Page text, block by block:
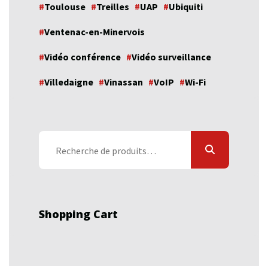
Toulouse Treilles UAP Ubiquiti
Ventenac-en-Minervois
Vidéo conférence Vidéo surveillance
Villedaigne Vinassan VoIP Wi-Fi
pour :
Shopping Cart